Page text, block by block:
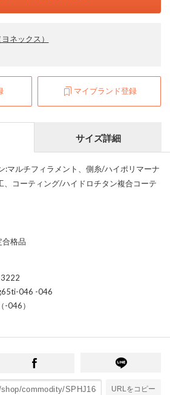
ネックス）
マイブランド登録
サイズ詳細
:マルチフィラメント、側糸/ハイポリマーナ
、コーティング/ハイドロチタン複合コーテ
合格品
046 -046
-046）
URLをコピー